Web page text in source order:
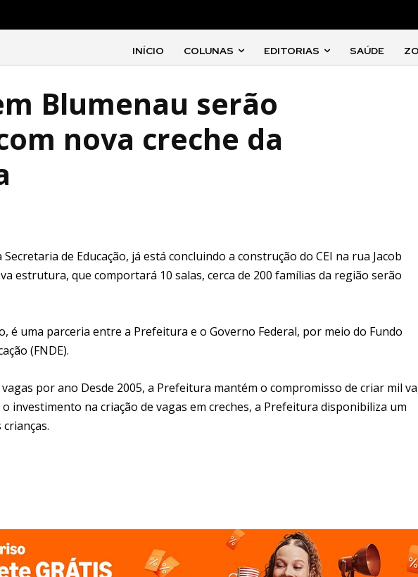
INÍCIO COLUNAS EDITORIAS SAÚDE
Blumenau serão
nova creche da
de Educação, já está concluindo a construção do CEI na rua Jacob
estrutura, que comportará 10 salas, cerca de 200 famílias da região serão
é uma parceria entre a Prefeitura e o Governo Federal, por meio do Fundo
(FNDE).
por ano Desde 2005, a Prefeitura mantém o compromisso de criar mil
investimento na criação de vagas em creches, a Prefeitura disponibiliza um